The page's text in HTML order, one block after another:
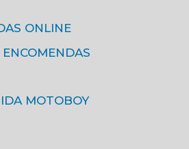
ONLINE
ENCOMENDAS
MOTOBOY